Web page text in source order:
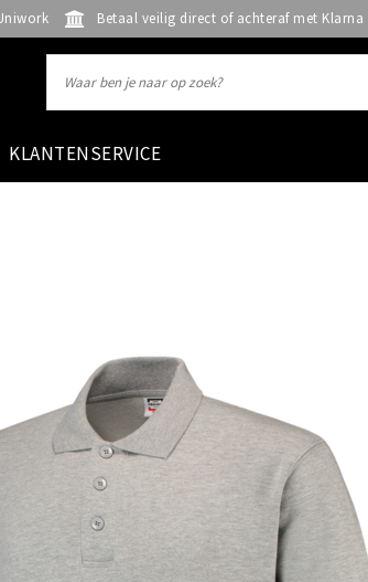
Betaal veilig direct of achteraf met Klarna
KLANTENSERVICE